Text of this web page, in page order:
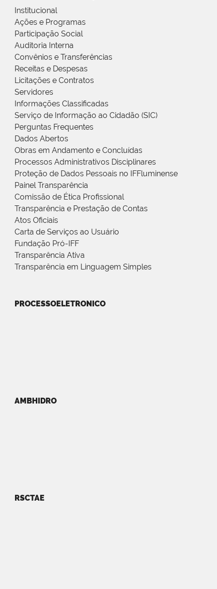
Institucional
Ações e Programas
Participação Social
Auditoria Interna
Convênios e Transferências
Receitas e Despesas
Licitações e Contratos
Servidores
Informações Classificadas
Serviço de Informação ao Cidadão (SIC)
Perguntas Frequentes
Dados Abertos
Obras em Andamento e Concluídas
Processos Administrativos Disciplinares
Proteção de Dados Pessoais no IFFluminense
Painel Transparência
Comissão de Ética Profissional
Transparência e Prestação de Contas
Atos Oficiais
Carta de Serviços ao Usuário
Fundação Pró-IFF
Transparência Ativa
Transparência em Linguagem Simples
PROCESSOELETRONICO
AMBHIDRO
RSCTAE